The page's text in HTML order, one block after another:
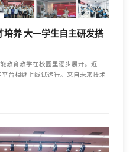
研发搭
教育教学在校园里逐步展开。近
台相继上线试运行。来自未来技术